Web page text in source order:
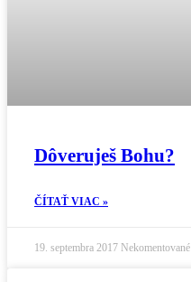
Dôveruješ Bohu?
ČÍTAŤ VIAC »
19. septembra 2017 Nekomentované